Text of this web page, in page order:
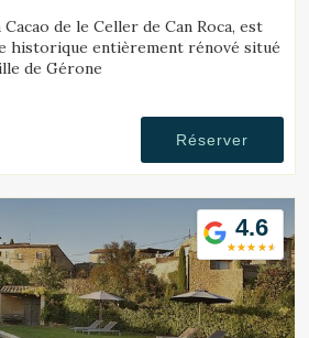
de le Celler de Can Roca, est
historique entièrement rénové situé
de Gérone
Réserver
4.6